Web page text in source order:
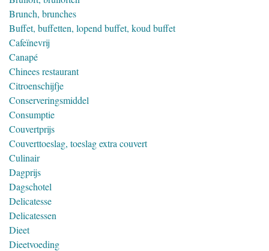
Brunch, brunches
Buffet, buffetten, lopend buffet, koud buffet
Cafeïnevrij
Canapé
Chinees restaurant
Citroenschijfje
Conserveringsmiddel
Consumptie
Couvertprijs
Couverttoeslag, toeslag extra couvert
Culinair
Dagprijs
Dagschotel
Delicatesse
Delicatessen
Dieet
Dieetvoeding